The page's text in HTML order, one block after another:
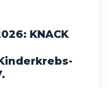
KNACK